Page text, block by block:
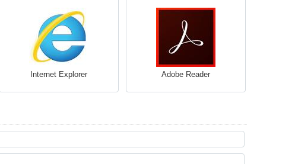
Internet Explorer Adobe Reader